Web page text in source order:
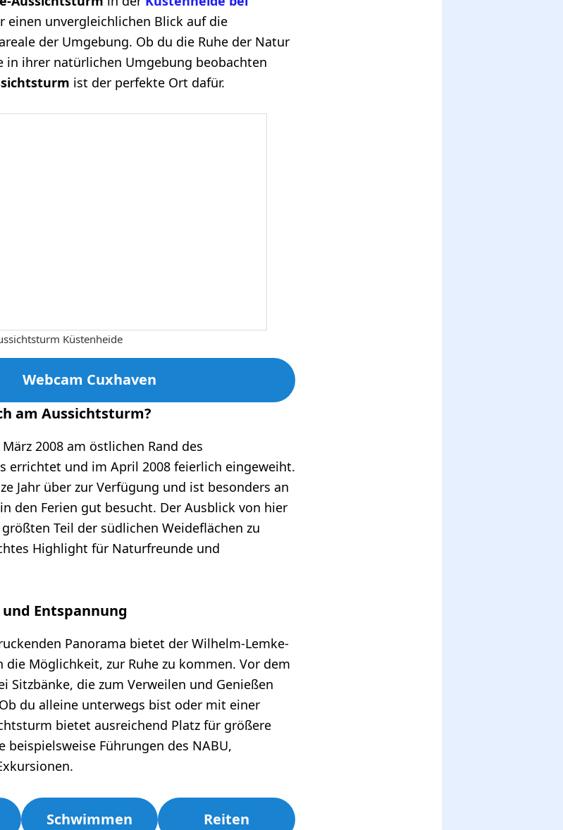
einen unvergleichlichen Blick auf die
der Umgebung. Ob du die Ruhe der Natur
in ihrer natürlichen Umgebung beobachten
ist der perfekte Ort dafür.
Küstenheide
Webcam Cuxhaven
am Aussichtsturm?
2008 am östlichen Rand des
errichtet und im April 2008 feierlich eingeweiht.
Jahr über zur Verfügung und ist besonders an
den Ferien gut besucht. Der Ausblick von hier
Teil der südlichen Weideflächen zu
Highlight für Naturfreunde und
Entspannung
Panorama bietet der Wilhelm-Lemke-
Möglichkeit, zur Ruhe zu kommen. Vor dem
Sitzbänke, die zum Verweilen und Genießen
du alleine unterwegs bist oder mit einer
bietet ausreichend Platz für größere
beispielsweise Führungen des NABU,
Schwimmen
Reiten